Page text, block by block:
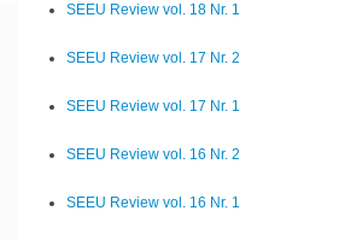
SEEU Review vol. 18 Nr. 1
SEEU Review vol. 17 Nr. 2
SEEU Review vol. 17 Nr. 1
SEEU Review vol. 16 Nr. 2
SEEU Review vol. 16 Nr. 1